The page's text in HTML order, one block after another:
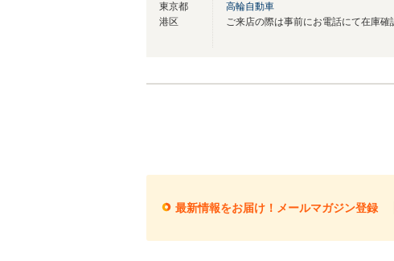
東京都
港区
高輪自動車
最新情報をお届け！メールマガジン登録